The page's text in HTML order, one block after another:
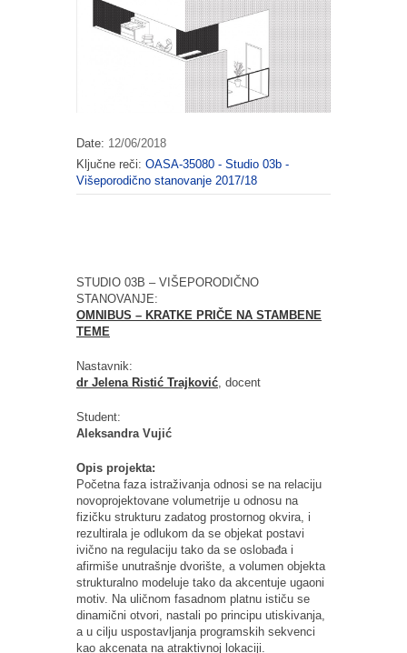
Date: 12/06/2018
Ključne reči: OASA-35080 - Studio 03b -
Višeporodično stanovanje 2017/18
STUDIO 03B – VIŠEPORODIČNO
STANOVANJE:
OMNIBUS – KRATKE PRIČE NA STAMBENE
TEME
Nastavnik:
dr Jelena Ristić Trajković, docent
Student:
Aleksandra Vujić
Opis projekta:
Početna faza istraživanja odnosi se na relaciju
novoprojektovane volumetrije u odnosu na
fizičku strukturu zadatog prostornog okvira, i
rezultirala je odlukom da se objekat postavi
ivično na regulaciju tako da se oslobađa i
afirmiše unutrašnje dvorište, a volumen objekta
strukturalno modeluje tako da akcentuje ugaoni
motiv. Na uličnom fasadnom platnu ističu se
dinamični otvori, nastali po principu utiskivanja,
a u cilju uspostavljanja programskih sekvenci
kao akcenata na atraktivnoj lokaciji.